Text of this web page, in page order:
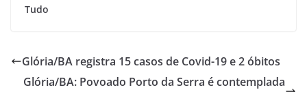
Tudo
Glória/BA registra 15 casos de Covid-19 e 2 óbitos
Glória/BA: Povoado Porto da Serra é contemplada